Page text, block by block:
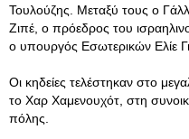
Τουλούζης. Μεταξύ τους ο
Ζιπέ, ο πρόεδρος του
ο υπουργός Εσωτερικών Ελίε
Οι κηδείες τελέστηκαν στο
το Χαρ Χαμενουχότ, στη
πόλης.